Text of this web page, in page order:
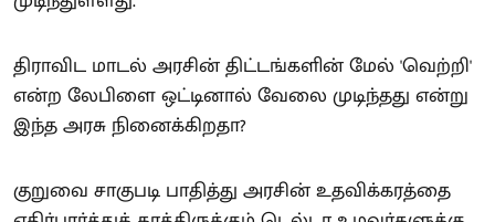
திராவிட மாடல் அரசின் திட்டங்களின் மேல் 'வெற்றி'
என்ற லேபிளை ஒட்டினால் வேலை முடிந்தது என்று
இந்த அரசு நினைக்கிறதா?
குறுவை சாகுபடி பாதித்து அரசின் உதவிக்கரத்தை